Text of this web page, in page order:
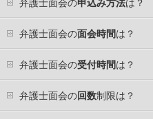
弁護士面会の申込み方法は？
弁護士面会の面会時間は？
弁護士面会の受付時間は？
弁護士面会の回数制限は？